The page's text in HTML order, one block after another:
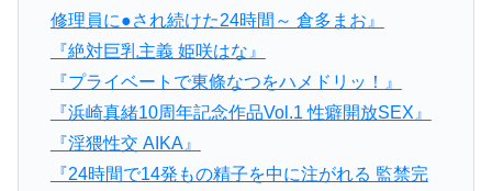
修理員に●され続けた24時間～ 倉多まお』
『絶対巨乳主義 姫咲はな』
『プライベートで東條なつをハメドリッ！』
『浜崎真緒10周年記念作品Vol.1 性癖開放SEX』
『淫猥性交 AIKA』
『24時間で14発もの精子を中に注がれる 監禁完